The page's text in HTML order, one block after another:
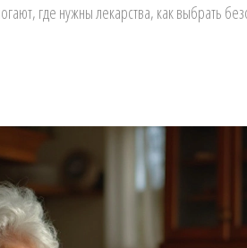
где нужны лекарства, как выбрать